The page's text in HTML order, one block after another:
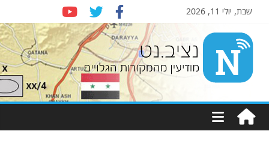
שבת, יולי 11, 2026
Nziv.net
מודיעין
מהמקורות